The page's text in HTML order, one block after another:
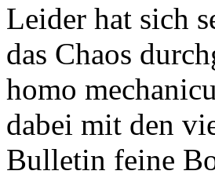
Leider hat sich
das Chaos
homo
dabei mit den
Bulletin feine